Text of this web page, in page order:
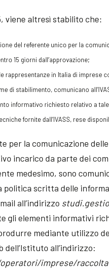
viene altresì stabilito che:
del referente unico per la
15 giorni dall’approvazione;
rappresentanze in Italia di imprese
di stabilimento, comunicano
informativo richiesto relativo a
fornite dall’IVASS, rese
per la comunicazione
incarico da parte dei
medesimo, sono
politica scritta delle
all’indirizzo
gli elementi informativi
mediante utilizzo
dell’Istituto all’indirizzo:
imprese/